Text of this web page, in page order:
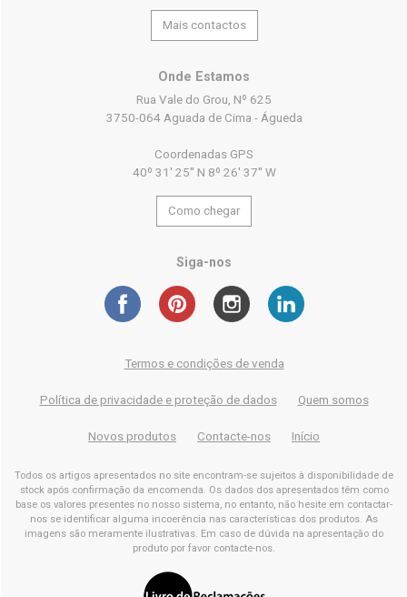
Mais contactos
Onde Estamos
Rua Vale do Grou, Nº 625
3750-064 Aguada de Cima - Águeda
Coordenadas GPS
40º 31' 25'' N 8º 26' 37'' W
Como chegar
Siga-nos
Termos e condições de venda
Política de privacidade e proteção de dados Quem somos
Novos produtos Contacte-nos Início
Todos os artigos apresentados no site encontram-se sujeitos à disponibilidade de
stock após confirmação da encomenda. Os dados dos apresentados têm como
base os valores presentes no nosso sistema, no entanto, não hesite em contactar-
nos se identificar alguma incoerência nas características dos produtos. As
imagens são meramente ilustrativas. Em caso de dúvida na apresentação do
produto por favor contacte-nos.